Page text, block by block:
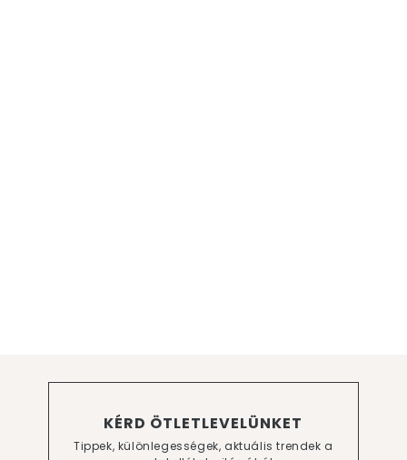
KÉRD ÖTLETLEVELÜNKET
Tippek, különlegességek, aktuális trendek a